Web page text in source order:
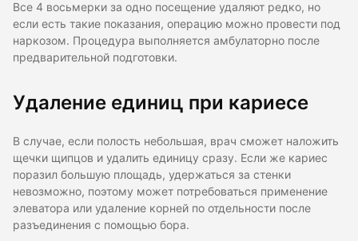
Все 4 восьмерки за одно посещение удаляют редко, но
если есть такие показания, операцию можно провести под
наркозом. Процедура выполняется амбулаторно после
предварительной подготовки.
Удаление единиц при кариесе
В случае, если полость небольшая, врач сможет наложить
щечки щипцов и удалить единицу сразу. Если же кариес
поразил большую площадь, удержаться за стенки
невозможно, поэтому может потребоваться применение
элеватора или удаление корней по отдельности после
разъединения с помощью бора.